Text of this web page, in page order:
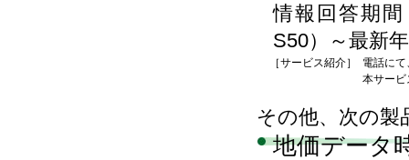
情報回答期
S50）～最新年
［サービス紹介］
電話に
本サービ
その他、次の
地価データ